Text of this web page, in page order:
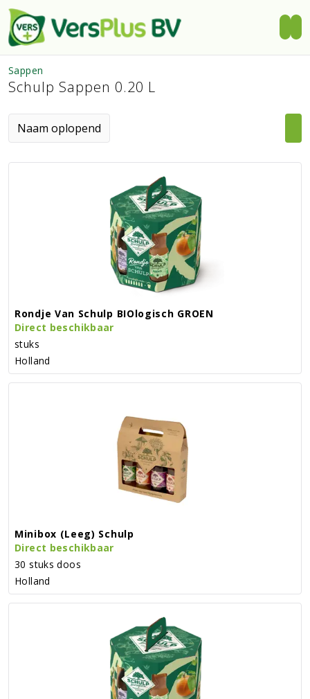
Sappen
Schulp Sappen 0.20 L
Rondje Van Schulp BIOlogisch GROEN
Direct beschikbaar
stuks
Holland
Minibox (leeg) Schulp
Direct beschikbaar
30 stuks doos
Holland